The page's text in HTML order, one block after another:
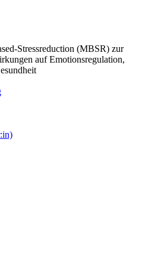
Stressreduction (MBSR) zur
auf Emotionsregulation,